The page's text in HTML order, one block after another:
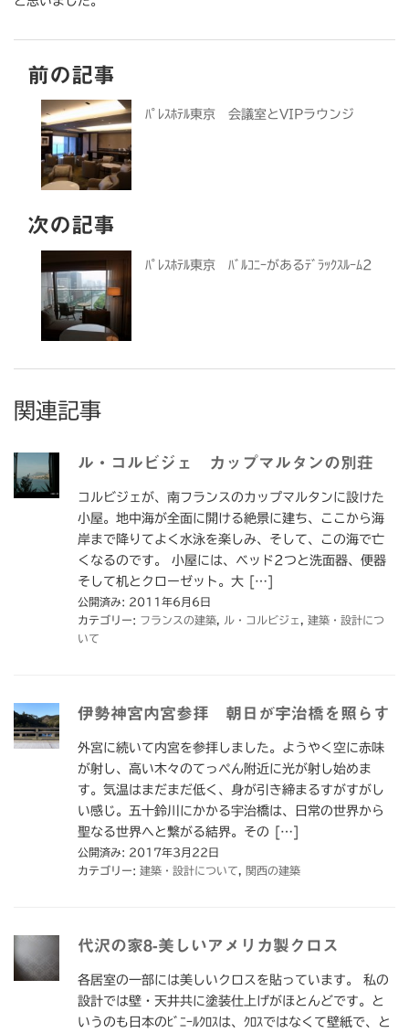
前の記事
ﾊﾟﾚｽﾎﾃﾙ東京 会議室とVIPラウンジ
次の記事
ﾊﾟﾚｽﾎﾃﾙ東京 ﾊﾞﾙｺﾆｰがあるﾃﾞﾗｯｸｽﾙｰﾑ2
関連記事
ル・コルビジェ カップマルタンの別荘
コルビジェが、南フランスのカップマルタンに設けた
小屋。地中海が全面に開ける絶景に建ち、ここから海
岸まで降りてよく水泳を楽しみ、そして、この海で亡
くなるのです。 小屋には、ベッド2つと洗面器、便器
そして机とクローゼット。大 […]
公開済み: 2011年6月6日
カテゴリー: フランスの建築 ル・コルビジェ
建築・設計につ
いて
伊勢神宮内宮参拝 朝日が宇治橋を照らす
外宮に続いて内宮を参拝しました。ようやく空に赤味
が射し、高い木々のてっぺん附近に光が射し始めま
す。気温はまだまだ低く、身が引き締まるすがすがし
い感じ。五十鈴川にかかる宇治橋は、日常の世界から
聖なる世界へと繋がる結界。その […]
公開済み: 2017年3月22日
カテゴリー: 建築・設計について 関西の建築
代沢の家8-美しいアメリカ製クロス
各居室の一部には美しいクロスを貼っています。 私の
設計では壁・天井共に塗装仕上げがほとんどです。と
いうのも日本のﾋﾞﾆｰﾙｸﾛｽは、ｸﾛｽではなくて壁紙で、と